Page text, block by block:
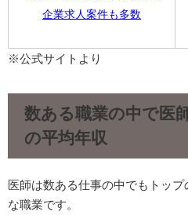
企業求人案件も多数
※公式サイトより
数ある職業の中で医
の平均年収
医師は数ある仕事の中でもトッ
な職業です。